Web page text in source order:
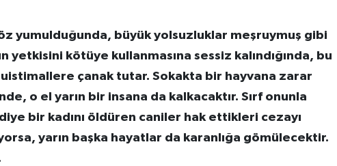
yumulduğunda, büyük yolsuzluklar meşruymuş gibi
yetkisini kötüye kullanmasına sessiz kalındığında, bu
çanak tutar. Sokakta bir hayvana zarar
o el yarın bir insana da kalkacaktır. Sırf onunla
bir kadını öldüren caniler hak ettikleri cezayı
yarın başka hayatlar da karanlığa gömülecektir.